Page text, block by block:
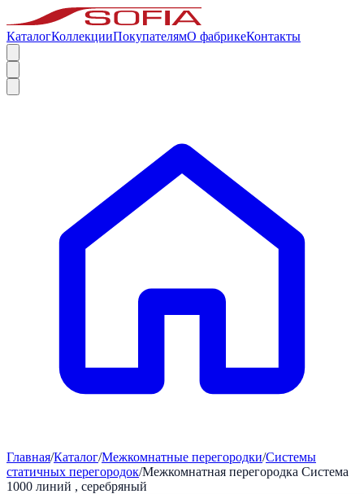
КаталогКоллекцииПокупателямО фабрикеКонтакты
Главная/Каталог/Межкомнатные перегородки/Системы
статичных перегородок/Межкомнатная перегородка Система
1000 линий , серебряный